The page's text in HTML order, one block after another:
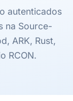
autenticados
na Source-
ARK, Rust,
RCON.